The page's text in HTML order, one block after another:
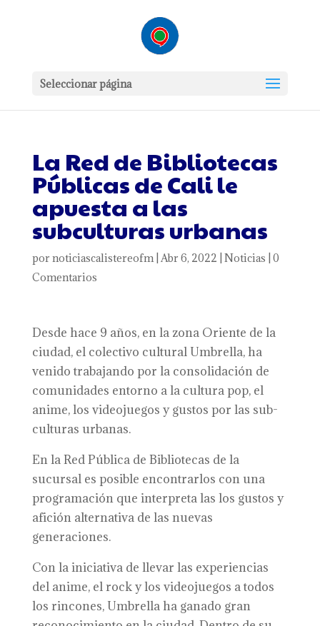
Seleccionar página
La Red de Bibliotecas
Públicas de Cali le
apuesta a las
subculturas urbanas
por noticiascalistereofm| Abr 6, 2022 Noticias 0
Comentarios
Desde hace 9 años, en la zona Oriente de la
ciudad, el colectivo cultural Umbrella, ha
venido trabajando por la consolidación de
comunidades entorno a la cultura pop, el
anime, los videojuegos y gustos por las sub-
culturas urbanas.
En la Red Pública de Bibliotecas de la
sucursal es posible encontrarlos con una
programación que interpreta las los gustos y
afición alternativa de las nuevas
generaciones.
Con la iniciativa de llevar las experiencias
del anime, el rock y los videojuegos a todos
los rincones, Umbrella ha ganado gran